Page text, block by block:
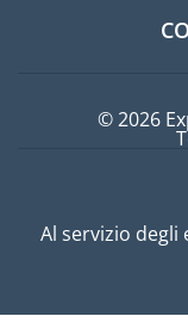
Al servizio
© 2026